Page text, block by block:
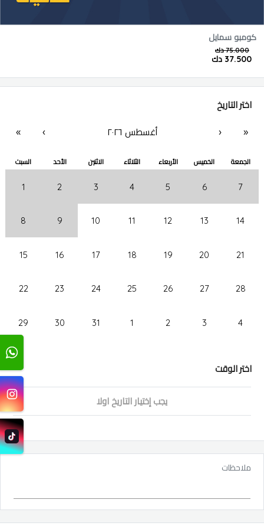
كومبو سمايل
75.000 دك
37.500 دك
اختر التاريخ
« ‹ أغسطس ٢٠٢٦ › »
السبت الأحد الاثنين الثلاثاء الأربعاء الخميس الجمعة
1 2 3 4 5 6 7
8 9 10 11 12 13 14
15 16 17 18 19 20 21
22 23 24 25 26 27 28
29 30 31 1 2 3 4
اختر الوقت
يجب إختيار التاريخ اولا
ملاحظات